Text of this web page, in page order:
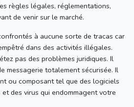
règles légales, réglementations,
de venir sur le marché.
à aucune sorte de tracas car
dans des activités illégales.
pas des problèmes juridiques. Il
messagerie totalement sécurisée. Il
ou composant tel que des logiciels
des virus qui endommagent votre